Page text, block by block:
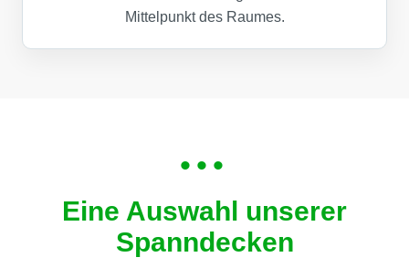
Mittelpunkt des Raumes.
•••
Eine Auswahl unserer
Spanndecken